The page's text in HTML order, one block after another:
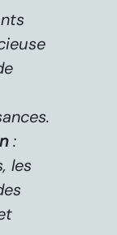
:
les